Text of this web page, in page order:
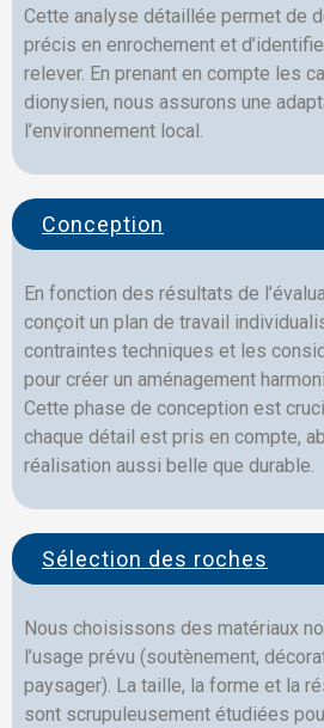
Cette analyse détaillée permet de
précis en enrochement et
relever. En prenant en compte les
dionysien, nous assurons une
l’environnement local.
Conception
En fonction des résultats de
conçoit un plan de travail
contraintes techniques et les
pour créer un aménagement
Cette phase de conception est
chaque détail est pris en compte,
réalisation aussi belle que durable.
Sélection des roches
Nous choisissons des matériaux
l’usage prévu (soutènement,
paysager). La taille, la forme et la
sont scrupuleusement étudiées